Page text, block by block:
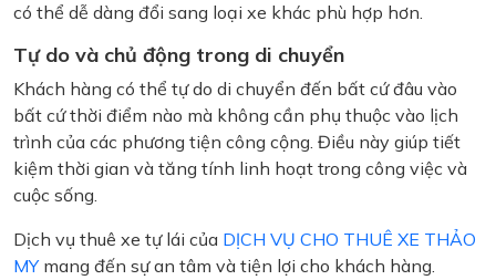
có thể dễ dàng đổi sang loại xe khác phù hợp hơn.
Tự do và chủ động trong di chuyển
Khách hàng có thể tự do di chuyển đến bất cứ đâu vào
bất cứ thời điểm nào mà không cần phụ thuộc vào lịch
trình của các phương tiện công cộng. Điều này giúp tiết
kiệm thời gian và tăng tính linh hoạt trong công việc và
cuộc sống.
Dịch vụ thuê xe tự lái của DỊCH VỤ CHO THUÊ XE THẢO
MYmang đến sự an tâm và tiện lợi cho khách hàng.